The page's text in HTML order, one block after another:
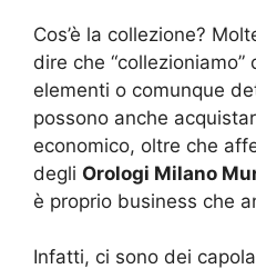
Cos’è la collezione?
dire che
elementi o comunque
possono anche
economico, oltre che
degli Orologi Milano
è proprio business che
Infatti, ci sono dei